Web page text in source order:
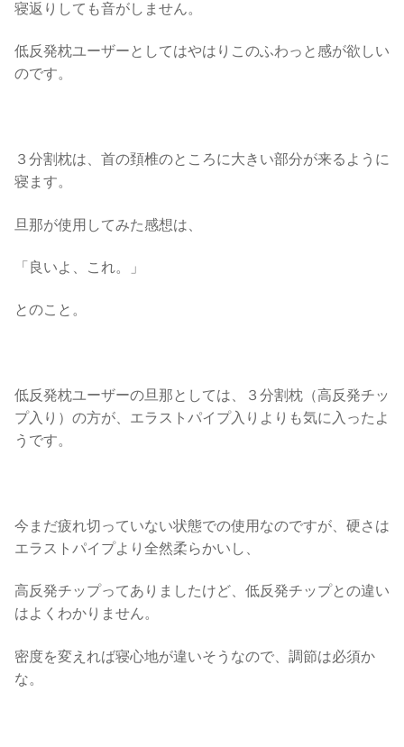
寝返りしても音がしません。
低反発枕ユーザーとしてはやはりこのふわっと感が欲しい
のです。
３分割枕は、首の頚椎のところに大きい部分が来るように
寝ます。
旦那が使用してみた感想は、
「良いよ、これ。」
とのこと。
低反発枕ユーザーの旦那としては、３分割枕（高反発チッ
プ入り）の方が、エラストパイプ入りよりも気に入ったよ
うです。
今まだ疲れ切っていない状態での使用なのですが、硬さは
エラストパイプより全然柔らかいし、
高反発チップってありましたけど、低反発チップとの違い
はよくわかりません。
密度を変えれば寝心地が違いそうなので、調節は必須か
な。